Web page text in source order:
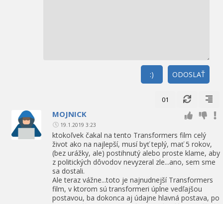
ODOSLAŤ
:)
01
MOJNICK
19.1.2019 3:23
ktokoľvek čakal na tento Transformers film celý
život ako na najlepší, musí byť teplý, mať 5 rokov,
(bez urážky, ale) postihnutý alebo proste klame, aby
z politických dôvodov nevyzeral zle...ano, sem sme
sa dostali.
Ale teraz vážne...toto je najnudnejší Transformers
film, v ktorom sú transformeri úplne vedľajšou
postavou, ba dokonca aj údajne hlavná postava, po